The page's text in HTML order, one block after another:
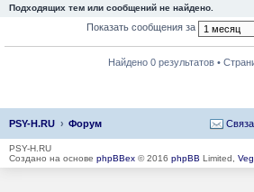
Подходящих тем или сообщений не найдено.
Показать сообщения за
Найдено 0 результатов •
PSY-H.RU Форум
PSY-H.RU
Создано на основе phpBBex © 2016 phpBB Limited,